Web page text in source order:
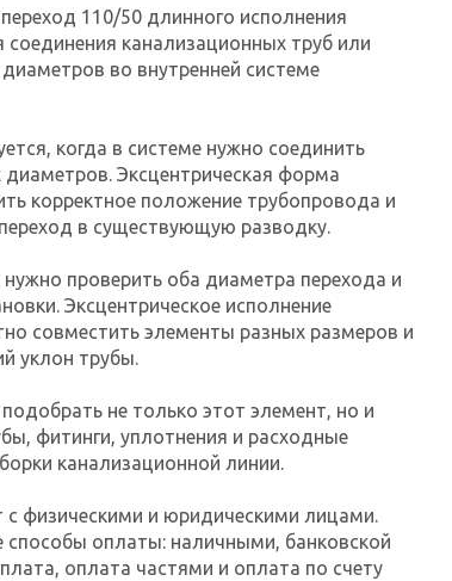
110/50 длинного исполнения
соединения канализационных труб или
во внутренней системе
когда в системе нужно соединить
Эксцентрическая форма
корректное положение трубопровода и
в существующую разводку.
проверить оба диаметра перехода и
Эксцентрическое исполнение
совместить элементы разных размеров и
уклон трубы.
не только этот элемент, но и
фитинги, уплотнения и расходные
канализационной линии.
с физическими и юридическими лицами.
способы оплаты: наличными, банковской
оплата частями и оплата по счету